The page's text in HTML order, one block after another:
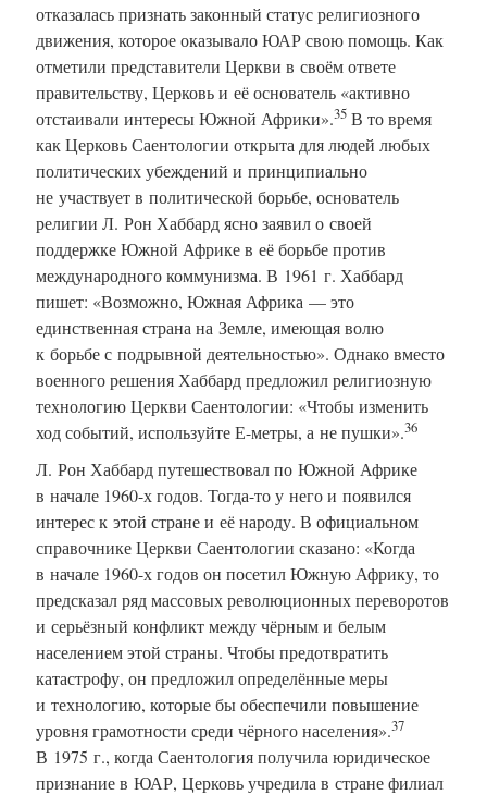
отказалась признать законный статус религиозного
движения, которое оказывало ЮАР свою помощь. Как
отметили представители Церкви в своём ответе
правительству, Церковь и её основатель «активно
отстаивали интересы Южной Африки».35 В то время
как Церковь Саентологии открыта для людей любых
политических убеждений и принципиально
не участвует в политической борьбе, основатель
религии Л. Рон Хаббард ясно заявил о своей
поддержке Южной Африке в её борьбе против
международного коммунизма. В 1961 г. Хаббард
пишет: «Возможно, Южная Африка — это
единственная страна на Земле, имеющая волю
к борьбе с подрывной деятельностью». Однако вместо
военного решения Хаббард предложил религиозную
технологию Церкви Саентологии: «Чтобы изменить
ход событий, используйте Е-метры, а не пушки».36
Л. Рон Хаббард путешествовал по Южной Африке
в начале 1960-х годов. Тогда-то у него и появился
интерес к этой стране и её народу. В официальном
справочнике Церкви Саентологии сказано: «Когда
в начале 1960-х годов он посетил Южную Африку, то
предсказал ряд массовых революционных переворотов
и серьёзный конфликт между чёрным и белым
населением этой страны. Чтобы предотвратить
катастрофу, он предложил определённые меры
и технологию, которые бы обеспечили повышение
уровня грамотности среди чёрного населения».37
В 1975 г., когда Саентология получила юридическое
признание в ЮАР, Церковь учредила в стране филиал